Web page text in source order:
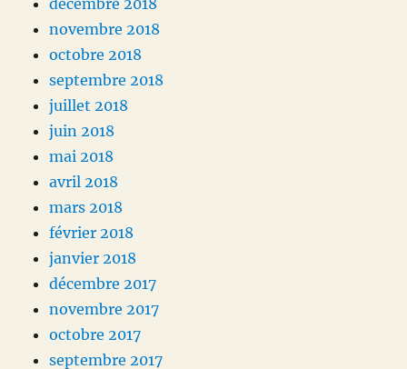
décembre 2018
novembre 2018
octobre 2018
septembre 2018
juillet 2018
juin 2018
mai 2018
avril 2018
mars 2018
février 2018
janvier 2018
décembre 2017
novembre 2017
octobre 2017
septembre 2017